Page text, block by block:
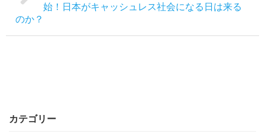
始！日本がキャッシュレス社会になる日は来る
のか？
カテゴリー